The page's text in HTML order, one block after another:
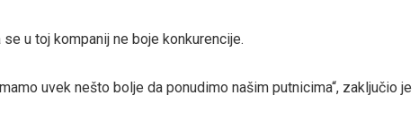
u toj kompanij ne boje konkurencije.
uvek nešto bolje da ponudimo našim putnicima“, zaključio je